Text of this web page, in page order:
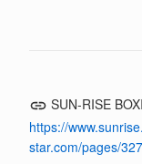
SUN-RISE
https://
star.com/pages/